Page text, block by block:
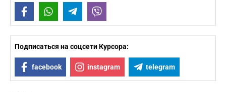
FacebookWhatsAppTelegram
Подписаться на соцсети Курсора:
facebook instagram telegram